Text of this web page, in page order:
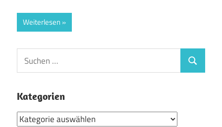
Weiterlesen
Suchen
nach:
Suchen
Kategorien
Kategorien